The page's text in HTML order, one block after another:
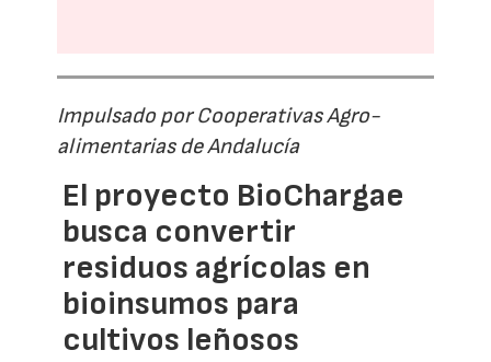
Impulsado por Cooperativas Agro-
alimentarias de Andalucía
El proyecto BioChargae
busca convertir
residuos agrícolas en
bioinsumos para
cultivos leñosos